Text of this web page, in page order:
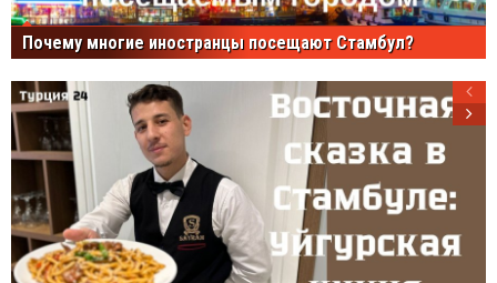
Почему многие иностранцы посещают Стамбул?